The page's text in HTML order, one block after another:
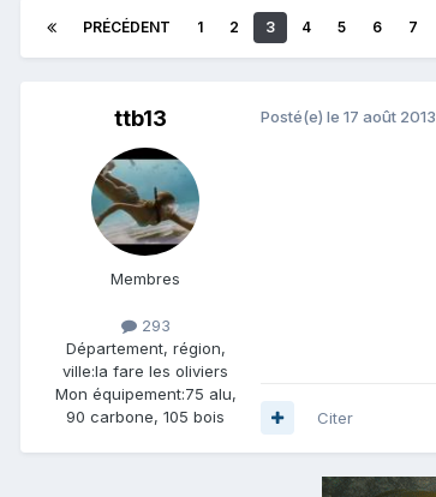
PRÉCÉDENT 1 2 3 4 5 6 7
ttb13
Membres
293
Département, région,
ville:la fare les oliviers
Mon équipement:75 alu,
90 carbone, 105 bois
Posté(e) le 17 août 2013
Citer